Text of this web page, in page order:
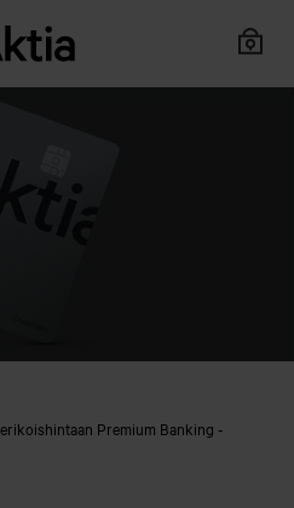
Premium Banking -